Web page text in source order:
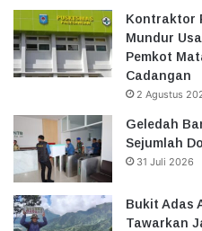
Kontraktor
Mundur
Pemkot
Cadangan
2 Agustus
Geledah
Sejumlah
31 Juli 2026
Bukit Adas
Tawarkan